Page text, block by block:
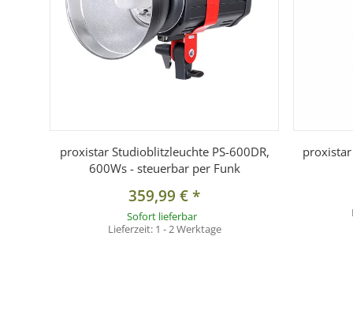
proxistar Studioblitzleuchte PS-600DR,
600Ws - steuerbar per Funk
359,99 €*
Sofort lieferbar
Lieferzeit: 1 - 2 Werktage